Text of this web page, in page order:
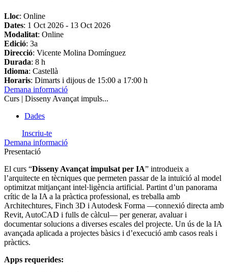
Lloc: Online
Dates: 1 Oct 2026 - 13 Oct 2026
Modalitat: Online
Edició: 3a
Direcció: Vicente Molina Domínguez
Durada: 8 h
Idioma: Castellà
Horaris: Dimarts i dijous de 15:00 a 17:00 h
Demana informació
Curs | Disseny Avançat impuls...
Dades
Inscriu-te
Demana informació
Presentació
El curs “Disseny Avançat impulsat per IA” introdueix a
l’arquitecte en tècniques que permeten passar de la intuïció al model
optimitzat mitjançant intel·ligència artificial. Partint d’un panorama
crític de la IA a la pràctica professional, es treballa amb
Architechtures, Finch 3D i Autodesk Forma —connexió directa amb
Revit, AutoCAD i fulls de càlcul— per generar, avaluar i
documentar solucions a diverses escales del projecte. Un ús de la IA
avançada aplicada a projectes bàsics i d’execució amb casos reals i
pràctics.
Apps requerides: